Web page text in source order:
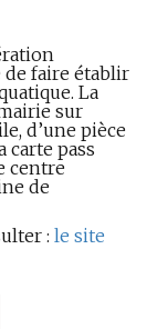
faire établir
La
sur
d’une pièce
carte pass
centre
de
: le site